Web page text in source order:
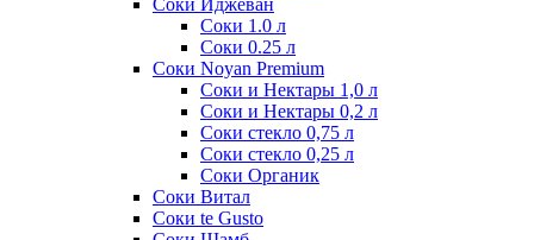
Соки Иджеван
Соки 1.0 л
Соки 0.25 л
Соки Noyan Premium
Соки и Нектары 1,0 л
Соки и Нектары 0,2 л
Соки стекло 0,75 л
Соки стекло 0,25 л
Соки Органик
Соки Витал
Соки te Gusto